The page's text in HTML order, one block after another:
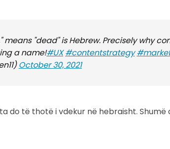
means "dead" is Hebrew. Precisely why
a name!#UX #contentstrategy
October 30, 2021
do të thotë i vdekur në hebraisht.